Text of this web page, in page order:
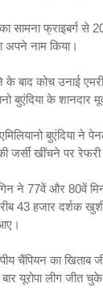
सामना फ्राइबर्ग से
नाम किया।
बाद कोच उनाई
बुएंदिया के
बुएंदिया ने
की जर्सी खींचने पर
ने 77वें और 80वें
43 हजार दर्शक
चैंपियन का खिताब
यूरोपा लीग जीत